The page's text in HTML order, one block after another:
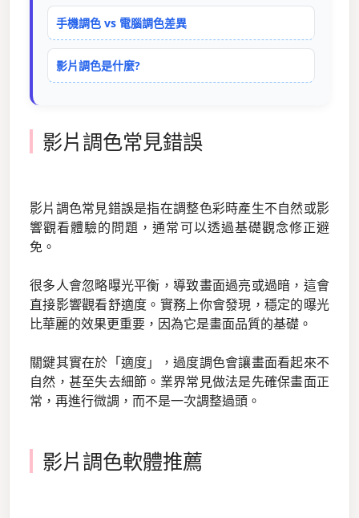
手機調色 vs 電腦調色差異
影片調色是什麼?
影片調色常見錯誤
影片調色常見錯誤是指在調整色彩時產生不自然或影
響觀看體驗的問題，通常可以透過基礎觀念修正避
免。
很多人會忽略曝光平衡，導致畫面過亮或過暗，這會
直接影響觀看舒適度。實務上你會發現，穩定的曝光
比華麗的效果更重要，因為它是畫面品質的基礎。
關鍵其實在於「適度」，過度調色會讓畫面看起來不
自然，甚至失去細節。業界常見做法是先確保畫面正
常，再進行微調，而不是一次調整過頭。
影片調色軟體推薦